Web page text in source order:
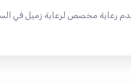
رعاية مخصص لرعاية زميل في